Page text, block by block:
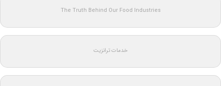
The Truth Behind Our Food Industries
خدمات ترانزیت